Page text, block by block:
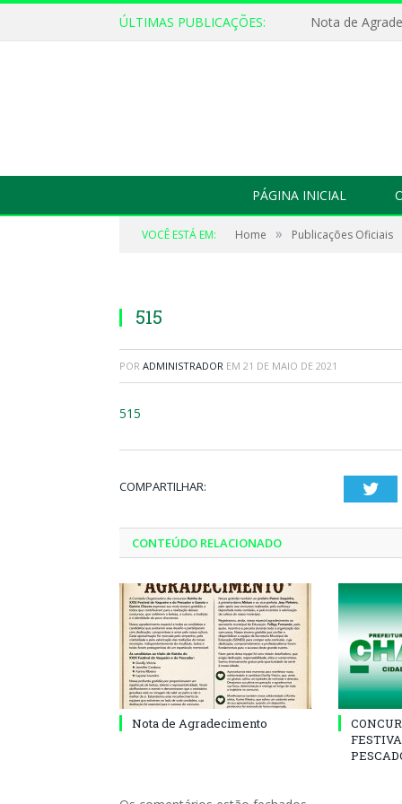
ÚLTIMAS PUBLICAÇÕES: Nota de
PÁGINA INICIAL
VOCÊ ESTÁ EM: Home » Publicações Oficiais
515
POR ADMINISTRADOR EM 21 DE MAIO DE 2021
515
COMPARTILHAR:
CONTEÚDO RELACIONADO
Nota de Agradecimento